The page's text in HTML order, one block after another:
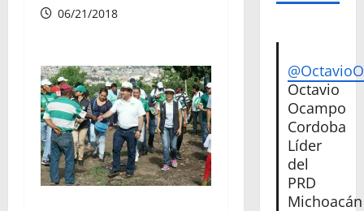
06/21/2018
Octavio
Ocampo
Cordoba
Líder
del
PRD
Michoacán